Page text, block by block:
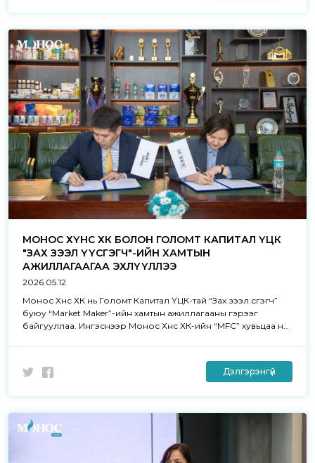
МОНОС ХҮНС ХК БОЛОН ГОЛОМТ КАПИТАЛ ҮЦК
"ЗАХ ЗЭЭЛ ҮҮСГЭГЧ"-ИЙН ХАМТЫН
АЖИЛЛАГААГАА ЭХЛҮҮЛЛЭЭ
2026.05.12
Монос Хүнс ХК нь Голомт Капитал ҮЦК-тай “Зах зээл үүсгэгч”
буюу “Market Maker”-ийн хамтын ажиллагааны гэрээг
байгууллаа. Ингэснээр Монос Хүнс ХК-ийн “MFC” хувьцаа нь
Дэлгэрэнгүй